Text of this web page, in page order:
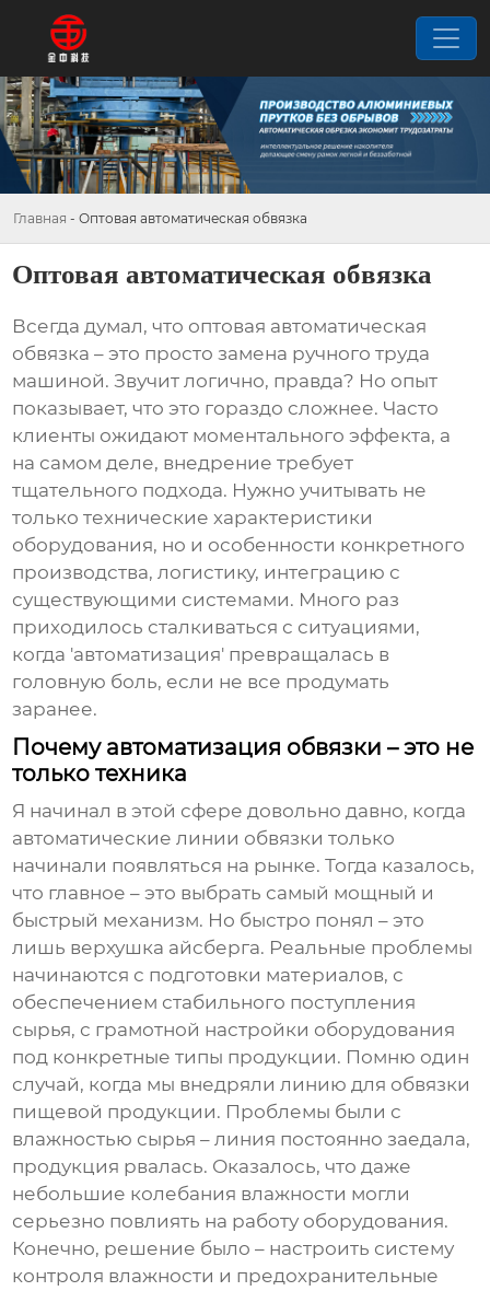
Главная - Оптовая автоматическая обвязка
Оптовая автоматическая обвязка
Всегда думал, что оптовая автоматическая
обвязка – это просто замена ручного труда
машиной. Звучит логично, правда? Но опыт
показывает, что это гораздо сложнее. Часто
клиенты ожидают моментального эффекта, а
на самом деле, внедрение требует
тщательного подхода. Нужно учитывать не
только технические характеристики
оборудования, но и особенности конкретного
производства, логистику, интеграцию с
существующими системами. Много раз
приходилось сталкиваться с ситуациями,
когда 'автоматизация' превращалась в
головную боль, если не все продумать
заранее.
Почему автоматизация обвязки – это не
только техника
Я начинал в этой сфере довольно давно, когда
автоматические линии обвязки только
начинали появляться на рынке. Тогда казалось,
что главное – это выбрать самый мощный и
быстрый механизм. Но быстро понял – это
лишь верхушка айсберга. Реальные проблемы
начинаются с подготовки материалов, с
обеспечением стабильного поступления
сырья, с грамотной настройки оборудования
под конкретные типы продукции. Помню один
случай, когда мы внедряли линию для обвязки
пищевой продукции. Проблемы были с
влажностью сырья – линия постоянно заедала,
продукция рвалась. Оказалось, что даже
небольшие колебания влажности могли
серьезно повлиять на работу оборудования.
Конечно, решение было – настроить систему
контроля влажности и предохранительные